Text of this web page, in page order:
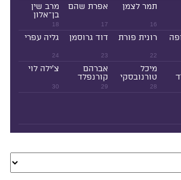
16
תמר לצמן
17
אפרת שהם
18
מרב שין
בן־אלון
22
רונית פורת
23
דוד גרוסמן
24
גליה עפרי
28
מיכל
טורנובסקי
29
אברהם
קורנפלד
30
צ'ילה לוי